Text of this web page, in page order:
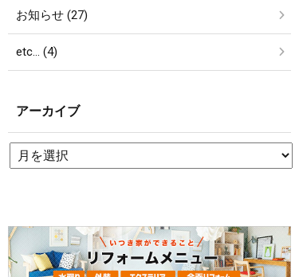
お知らせ (27)
etc… (4)
アーカイブ